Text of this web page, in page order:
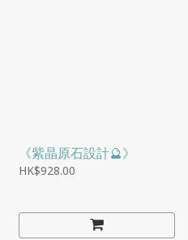
《紫晶原石設計🔮》
HK$928.00